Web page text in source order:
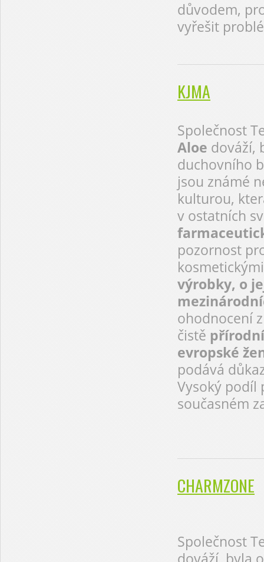
důvodem,
vyřešit
KJMA
Společnost
Aloe dováží,
duchovního
jsou známé
kulturou,
v ostatních
pozornost
výrobky, o
ohodnocení
čistě
evropské
podává
Vysoký podíl
současném
CHARMZONE
Společnost